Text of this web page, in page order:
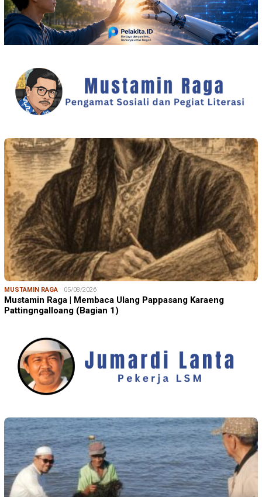
MUSTAMIN RAGA 05/08/2026
Mustamin Raga | Membaca Ulang Pappasang Karaeng
Pattingngalloang (Bagian 1)